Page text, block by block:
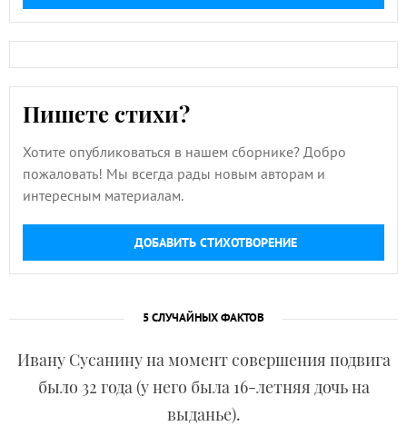
Пишете стихи?
Хотите опубликоваться в нашем сборнике? Добро
пожаловать! Мы всегда рады новым авторам и
интересным материалам.
ДОБАВИТЬ СТИХОТВОРЕНИЕ
5 СЛУЧАЙНЫХ ФАКТОВ
Ивану Сусанину на момент совершения подвига
было 32 года (у него была 16-летняя дочь на
выданье).